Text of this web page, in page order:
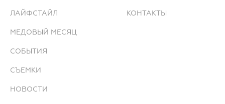
ЛАЙФСТАЙЛ
МЕДОВЫЙ МЕСЯЦ
СОБЫТИЯ
СЪЕМКИ
НОВОСТИ
КОНТАКТЫ